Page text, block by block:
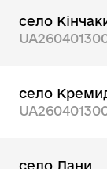
село
село
село Лани